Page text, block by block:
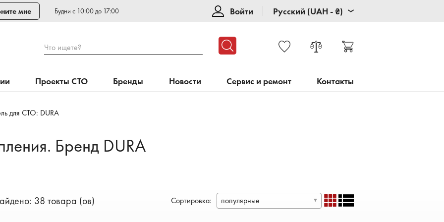
мне Будни с 10:00 до 17:00 Войти Русский (UAH - ₴)
Что ищете?
Проекты СТО Бренды Новости Сервис и ремонт Контакты
для СТО: DURA
Бренд DURA
38 товара (ов) Сортировка: популярные